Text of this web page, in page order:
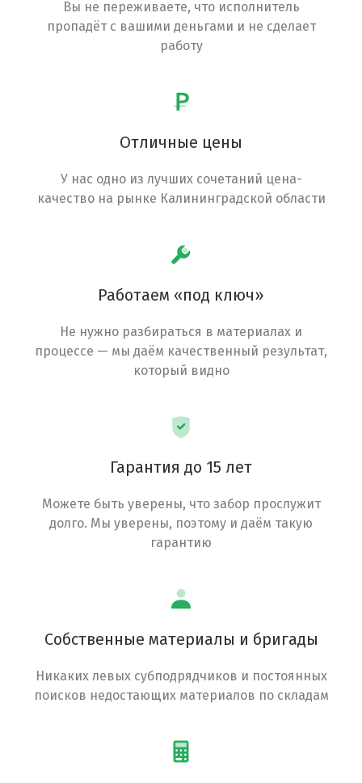
Вы не переживаете, что исполнитель
пропадёт с вашими деньгами и не сделает
работу
Отличные цены
У нас одно из лучших сочетаний цена-
качество на рынке Калининградской области
Работаем «под ключ»
Не нужно разбираться в материалах и
процессе — мы даём качественный результат,
который видно
Гарантия до 15 лет
Можете быть уверены, что забор прослужит
долго. Мы уверены, поэтому и даём такую
гарантию
Собственные материалы и бригады
Никаких левых субподрядчиков и постоянных
поисков недостающих материалов по складам